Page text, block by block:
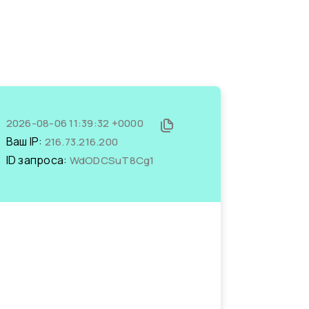
2026-08-06 11:39:32 +0000
Ваш IP: 216.73.216.200
ID запроса: WdODCSuT8Cg1